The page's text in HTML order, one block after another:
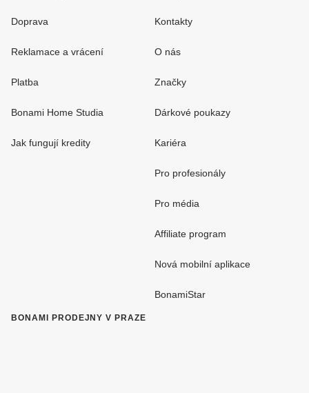
Doprava
Reklamace a vrácení
Platba
Bonami Home Studia
Jak fungují kredity
Kontakty
O nás
Značky
Dárkové poukazy
Kariéra
Pro profesionály
Pro média
Affiliate program
Nová mobilní aplikace
BonamiStar
BONAMI PRODEJNY V PRAZE